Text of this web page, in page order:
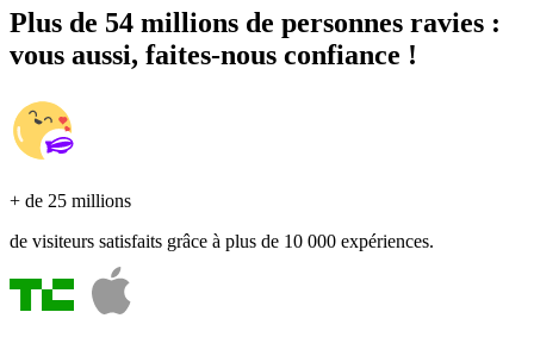
Plus de 54 millions de personnes ravies :
vous aussi, faites-nous confiance !
+ de 25 millions
de visiteurs satisfaits grâce à plus de 10 000 expériences.